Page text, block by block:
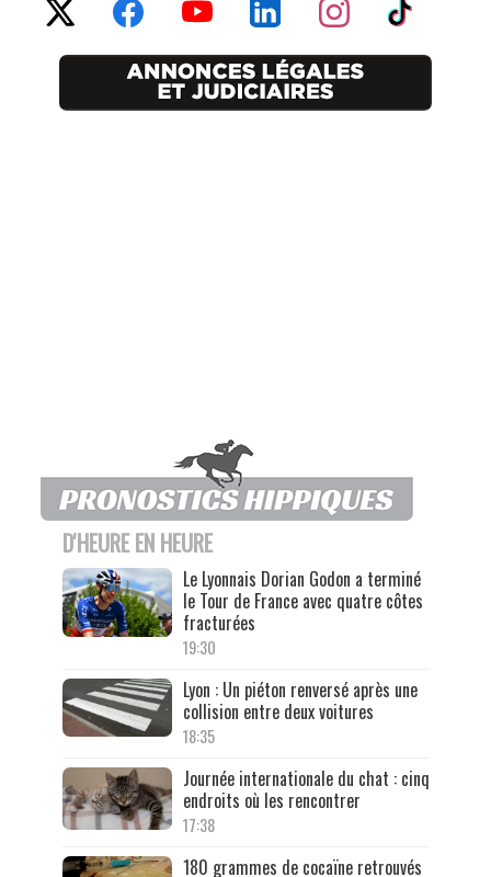
D'HEURE EN HEURE
Le Lyonnais Dorian Godon a terminé
le Tour de France avec quatre côtes
fracturées
19:30
Lyon : Un piéton renversé après une
collision entre deux voitures
18:35
Journée internationale du chat : cinq
endroits où les rencontrer
17:38
180 grammes de cocaïne retrouvés